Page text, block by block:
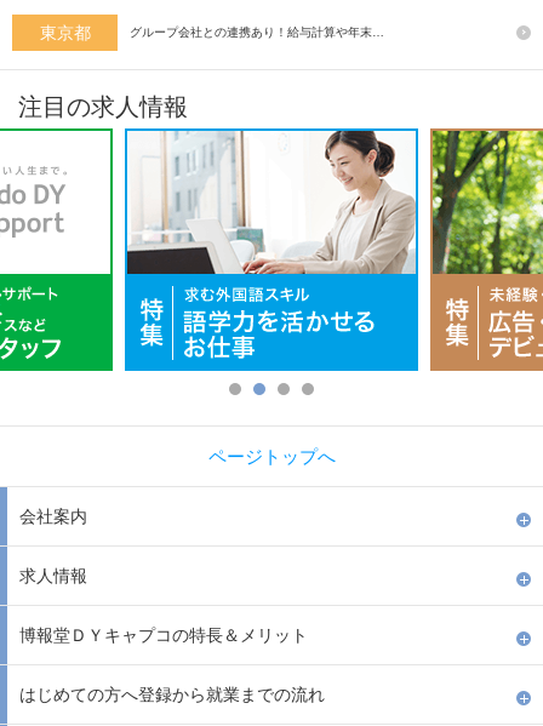
東京都 グループ会社との連携あり！給与計算や年末…
注目の求人情報
ページトップへ
会社案内
求人情報
博報堂ＤＹキャプコの特長＆メリット
はじめての方へ登録から就業までの流れ